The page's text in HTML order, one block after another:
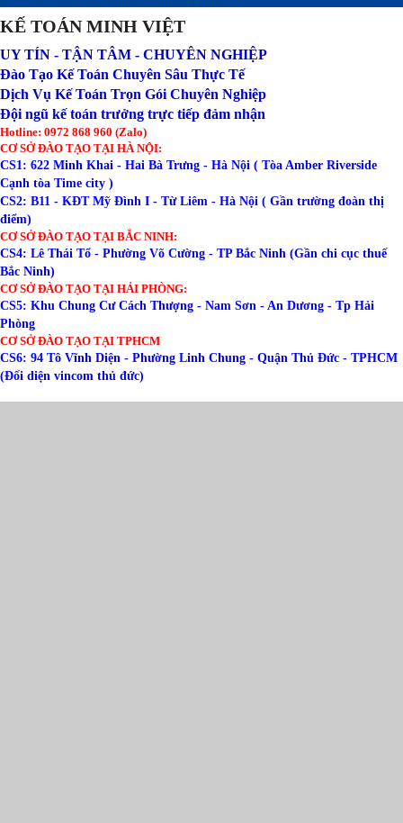
KẾ TOÁN MINH VIỆT
UY TÍN - TẬN TÂM - CHUYÊN NGHIỆP
Đào Tạo Kế Toán Chuyên Sâu Thực Tế
Dịch Vụ Kế Toán Trọn Gói Chuyên Nghiệp
Đội ngũ kế toán trưởng trực tiếp đảm nhận
Hotline: 0972 868 960 (Zalo)
CƠ SỞ ĐÀO TẠO TẠI HÀ NỘI:
CS1: 622 Minh Khai - Hai Bà Trưng - Hà Nội ( Tòa Amber Riverside
Cạnh tòa Time city )
CS2: B11 - KĐT Mỹ Đình I - Từ Liêm - Hà Nội ( Gần trường đoàn thị
điểm)
CƠ SỞ ĐÀO TẠO TẠI BẮC NINH:
CS4: Lê Thái Tổ - Phường Võ Cường - TP Bắc Ninh (Gần chi cục thuế
Bắc Ninh)
CƠ SỞ ĐÀO TẠO TẠI HẢI PHÒNG:
CS5: Khu Chung Cư Cách Thượng - Nam Sơn - An Dương - Tp Hải
Phòng
CƠ SỞ ĐÀO TẠO TẠI TPHCM
CS6: 94 Tô Vĩnh Diện - Phường Linh Chung - Quận Thủ Đức - TPHCM
(Đối diện vincom thủ đức)